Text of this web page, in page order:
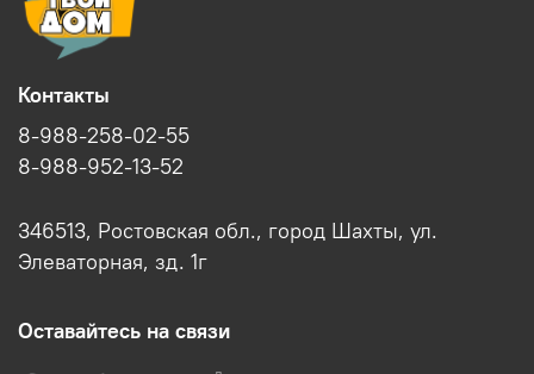
Контакты
8-988-258-02-55
8-988-952-13-52
346513, Ростовская обл., город Шахты, ул.
Элеваторная, зд. 1г
Оставайтесь на связи